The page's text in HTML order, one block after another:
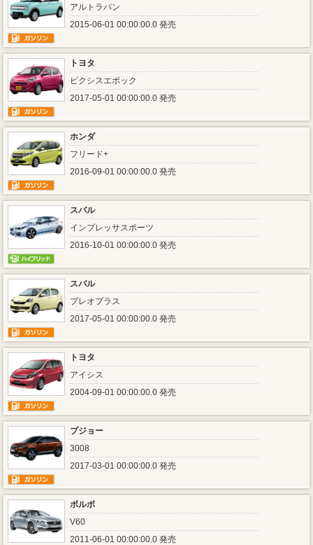
アルトラパン
2015-06-01 00:00:00.0 発売
トヨタ
ピクシスエポック
2017-05-01 00:00:00.0 発売
ホンダ
フリード+
2016-09-01 00:00:00.0 発売
スバル
インプレッサスポーツ
2016-10-01 00:00:00.0 発売
スバル
プレオプラス
2017-05-01 00:00:00.0 発売
トヨタ
アイシス
2004-09-01 00:00:00.0 発売
プジョー
3008
2017-03-01 00:00:00.0 発売
ボルボ
V60
2011-06-01 00:00:00.0 発売